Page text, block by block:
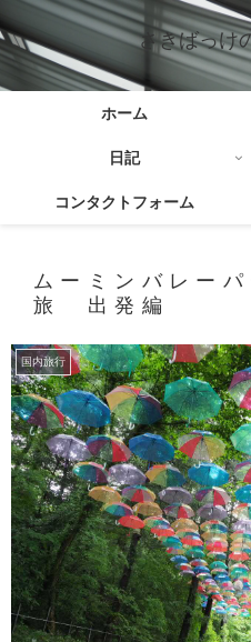
さきばっけ
ホーム
日記
コンタクトフォーム
ムーミンバレー
旅 出発編
国内旅行